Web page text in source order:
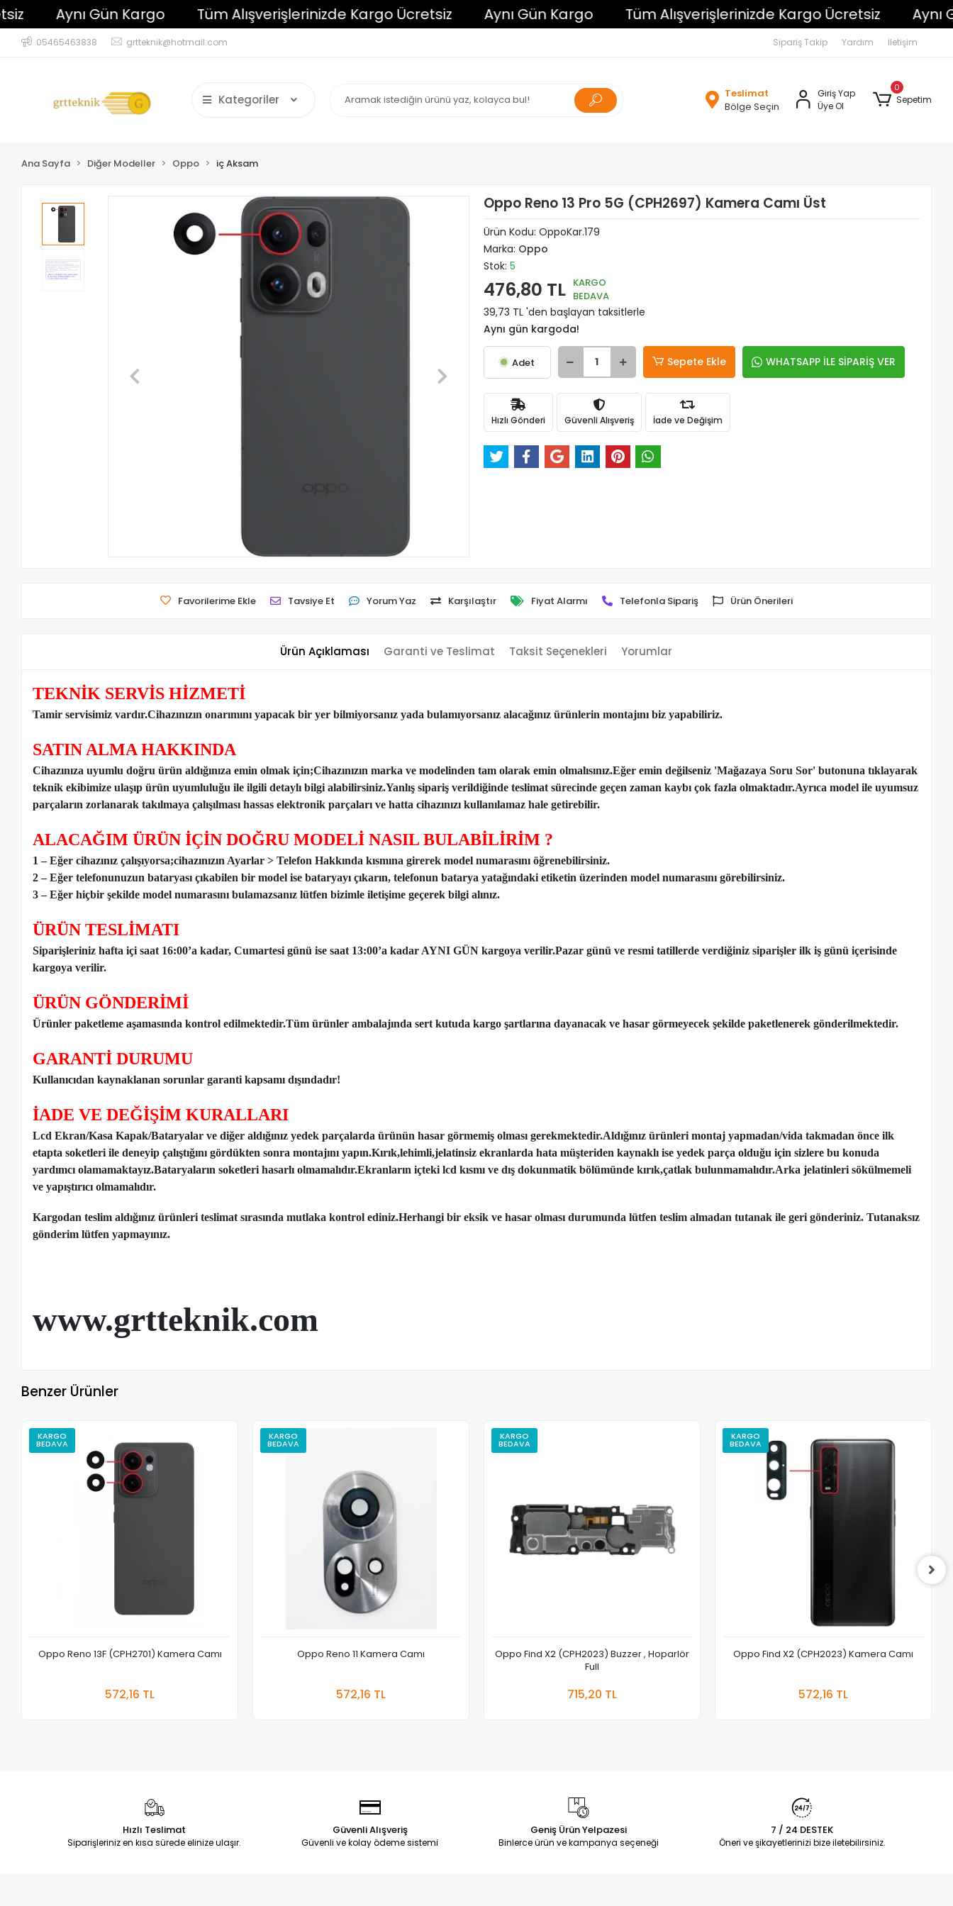
Aynı Gün Kargo Tüm Alışverişlerinizde Kargo Ücretsiz Aynı Gün Kargo Tüm Alışverişlerinizde Kargo Ücretsiz Aynı Gün
05465463838 grtteknik@hotmail.com Sipariş Takip Yardım İletişim
Kategoriler
Teslimat
Bölge Seçin
Giriş Yap
Üye Ol
0
Sepetim
Ana Sayfa Diğer Modeller Oppo iç Aksam
Oppo Reno 13 Pro 5G (CPH2697) Kamera Camı Üst
Ürün Kodu: OppoKar.179
Marka: Oppo
Stok: 5
476,80 TL KARGO
BEDAVA
39,73 TL 'den başlayan taksitlerle
Aynı gün kargoda!
Adet Sepete Ekle WHATSAPP İLE SİPARİŞ VER
Hızlı Gönderi Güvenli Alışveriş İade ve Değişim
Favorilerime Ekle Tavsiye Et Yorum Yaz Karşılaştır Fiyat Alarmı Telefonla Sipariş Ürün Önerileri
Ürün Açıklaması Garanti ve Teslimat Taksit Seçenekleri Yorumlar
TEKNİK SERVİS HİZMETİ
Tamir servisimiz vardır.Cihazınızın onarımını yapacak bir yer bilmiyorsanız yada bulamıyorsanız alacağınız ürünlerin montajını biz yapabiliriz.
SATIN ALMA HAKKINDA
Cihazınıza uyumlu doğru ürün aldığınıza emin olmak için;Cihazınızın marka ve modelinden tam olarak emin olmalısınız.Eğer emin değilseniz 'Mağazaya Soru Sor' butonuna tıklayarak
teknik ekibimize ulaşıp ürün uyumluluğu ile ilgili detaylı bilgi alabilirsiniz.Yanlış sipariş verildiğinde teslimat sürecinde geçen zaman kaybı çok fazla olmaktadır.Ayrıca model ile uyumsuz
parçaların zorlanarak takılmaya çalışılması hassas elektronik parçaları ve hatta cihazınızı kullanılamaz hale getirebilir.
ALACAĞIM ÜRÜN İÇİN DOĞRU MODELİ NASIL BULABİLİRİM ?
1 – Eğer cihazınız çalışıyorsa;cihazınızın Ayarlar > Telefon Hakkında kısmına girerek model numarasını öğrenebilirsiniz.
2 – Eğer telefonunuzun bataryası çıkabilen bir model ise bataryayı çıkarın, telefonun batarya yatağındaki etiketin üzerinden model numarasını görebilirsiniz.
3 – Eğer hiçbir şekilde model numarasını bulamazsanız lütfen bizimle iletişime geçerek bilgi alınız.
ÜRÜN TESLİMATI
Siparişleriniz hafta içi saat 16:00’a kadar, Cumartesi günü ise saat 13:00’a kadar AYNI GÜN kargoya verilir.Pazar günü ve resmi tatillerde verdiğiniz siparişler ilk iş günü içerisinde
kargoya verilir.
ÜRÜN GÖNDERİMİ
Ürünler paketleme aşamasında kontrol edilmektedir.Tüm ürünler ambalajında sert kutuda kargo şartlarına dayanacak ve hasar görmeyecek şekilde paketlenerek gönderilmektedir.
GARANTİ DURUMU
Kullanıcıdan kaynaklanan sorunlar garanti kapsamı dışındadır!
İADE VE DEĞİŞİM KURALLARI
Lcd Ekran/Kasa Kapak/Bataryalar ve diğer aldığınız yedek parçalarda ürünün hasar görmemiş olması gerekmektedir.Aldığınız ürünleri montaj yapmadan/vida takmadan önce ilk
etapta soketleri ile deneyip çalıştığını gördükten sonra montajını yapın.Kırık,lehimli,jelatinsiz ekranlarda hata müşteriden kaynaklı ise yedek parça olduğu için sizlere bu konuda
yardımcı olamamaktayız.Bataryaların soketleri hasarlı olmamalıdır.Ekranların içteki lcd kısmı ve dış dokunmatik bölümünde kırık,çatlak bulunmamalıdır.Arka jelatinleri sökülmemeli
ve yapıştırıcı olmamalıdır.
Kargodan teslim aldığınız ürünleri teslimat sırasında mutlaka kontrol ediniz.Herhangi bir eksik ve hasar olması durumunda lütfen teslim almadan tutanak ile geri gönderiniz. Tutanaksız
gönderim lütfen yapmayınız.
www.grtteknik.com
Benzer Ürünler
KARGO
BEDAVA
Oppo Reno 13F (CPH2701) Kamera Camı
572,16 TL
KARGO
BEDAVA
Oppo Reno 11 Kamera Camı
572,16 TL
KARGO
BEDAVA
Oppo Find X2 (CPH2023) Buzzer , Hoparlör
Full
715,20 TL
KARGO
BEDAVA
Oppo Find X2 (CPH2023) Kamera Camı
572,16 TL
Hızlı Teslimat
Siparişleriniz en kısa sürede elinize ulaşır.
Güvenli Alışveriş
Güvenli ve kolay ödeme sistemi
Geniş Ürün Yelpazesi
Binlerce ürün ve kampanya seçeneği
7 / 24 DESTEK
Öneri ve şikayetlerinizi bize iletebilirsiniz.